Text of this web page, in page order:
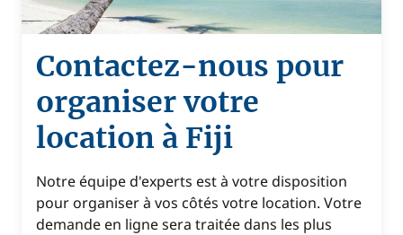
Contactez-nous pour
organiser votre
location à Fiji
Notre équipe d'experts est à votre disposition
pour organiser à vos côtés votre location. Votre
demande en ligne sera traitée dans les plus